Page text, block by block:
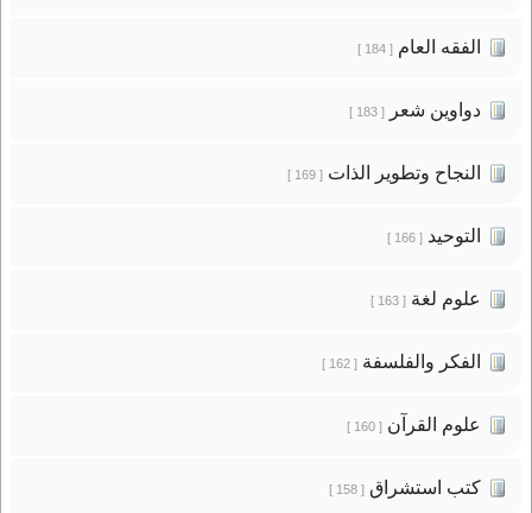
الفقه العام[ 184 ]
دواوين شعر[ 183 ]
النجاح وتطوير الذات[ 169 ]
التوحيد[ 166 ]
علوم لغة[ 163 ]
الفكر والفلسفة[ 162 ]
علوم القرآن[ 160 ]
كتب استشراق[ 158 ]